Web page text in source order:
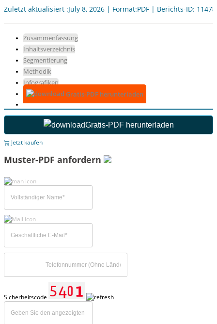
Zuletzt aktualisiert :July 8, 2026 | Format:PDF | Berichts-ID:
Zusammenfassung
Inhaltsverzeichnis
Segmentierung
Methodik
Infografiken
Gratis-PDF herunterladen
Gratis-PDF herunterladen
Jetzt kaufen
Muster-PDF anfordern
Sicherheitscode